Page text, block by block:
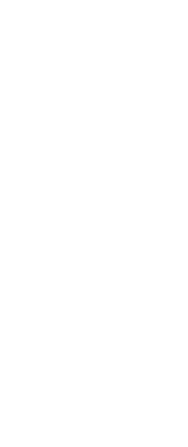
Патио в таунхаусе